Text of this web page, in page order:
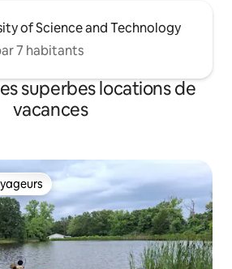
of Science and Technology
7 habitants
superbes locations de
vacances
les plus appréciés